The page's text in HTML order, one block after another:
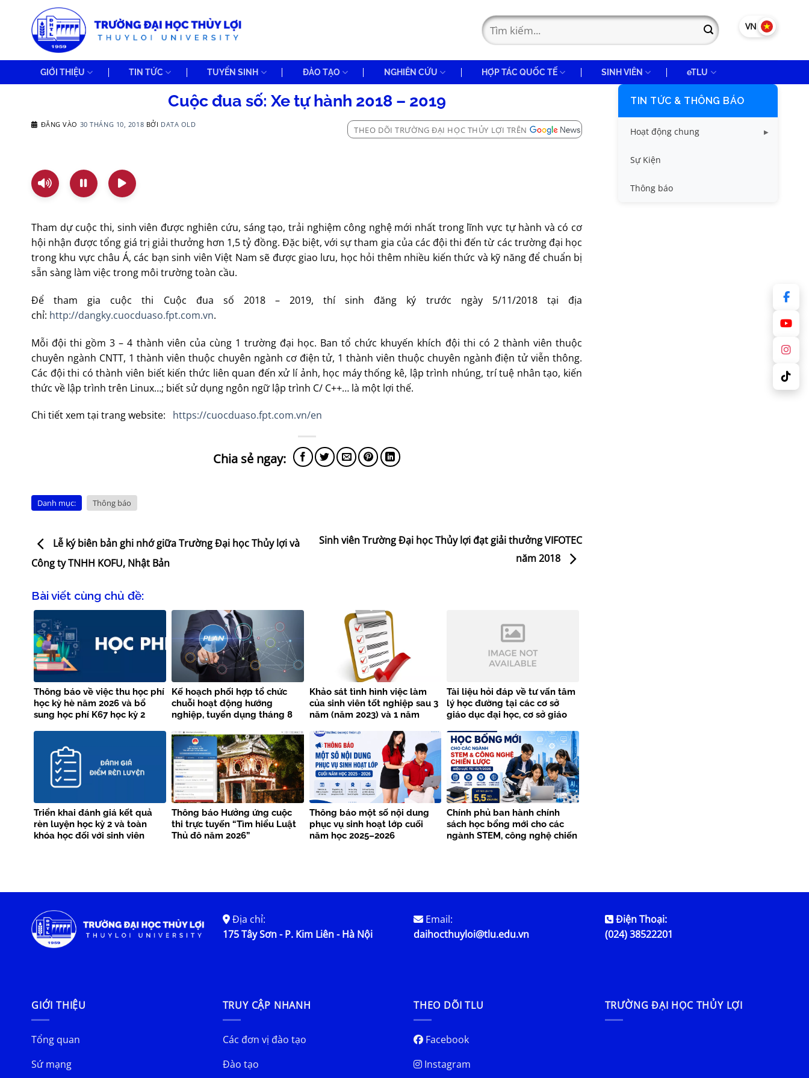
VN EN
GIỚI THIỆU TIN TỨC TUYỂN SINH ĐÀO TẠO NGHIÊN CỨU HỢP TÁC QUỐC TẾ SINH VIÊN eTLU
Cuộc đua số: Xe tự hành 2018 – 2019
ĐĂNG VÀO 30 THÁNG 10, 2018 BỞI DATA OLD
THEO DÕI TRƯỜNG ĐẠI HỌC THỦY LỢI TRÊN
Tham dự cuộc thi, sinh viên được nghiên cứu, sáng tạo, trải nghiệm công nghệ mới nhất trong lĩnh vực tự hành và có cơ
hội nhận được tổng giá trị giải thưởng hơn 1,5 tỷ đồng. Đặc biệt, với sự tham gia của các đội thi đến từ các trường đại học
trong khu vực châu Á, các bạn sinh viên Việt Nam sẽ được giao lưu, học hỏi thêm nhiều kiến thức và kỹ năng để chuẩn bị
sẵn sàng làm việc trong môi trường toàn cầu.
Để tham gia cuộc thi Cuộc đua số 2018 – 2019, thí sinh đăng ký trước ngày 5/11/2018 tại địa
chỉ: http://dangky.cuocduaso.fpt.com.vn.
Mỗi đội thi gồm 3 – 4 thành viên của cùng 1 trường đại học. Ban tổ chức khuyến khích đội thi có 2 thành viên thuộc
chuyên ngành CNTT, 1 thành viên thuộc chuyên ngành cơ điện tử, 1 thành viên thuộc chuyên ngành điện tử viễn thông.
Các đội thi có thành viên biết kiến thức liên quan đến xử lí ảnh, học máy thống kê, lập trình nhúng, trí tuệ nhân tạo, kiến
thức về lập trình trên Linux…; biết sử dụng ngôn ngữ lập trình C/ C++… là một lợi thế.
Chi tiết xem tại trang website: https://cuocduaso.fpt.com.vn/en
Danh mục: Thông báo
Lễ ký biên bản ghi nhớ giữa Trường Đại học Thủy lợi và
Công ty TNHH KOFU, Nhật Bản
Sinh viên Trường Đại học Thủy lợi đạt giải thưởng VIFOTEC
năm 2018
Bài viết cùng chủ đề:
Thông báo về việc thu học phí
học kỳ hè năm 2026 và bổ
sung học phí K67 học kỳ 2
Kế hoạch phối hợp tổ chức
chuỗi hoạt động hướng
nghiệp, tuyển dụng tháng 8
Thủy lợi và Vieclam24h
Khảo sát tình hình việc làm
của sinh viên tốt nghiệp sau 3
năm (năm 2023) và 1 năm
Tài liệu hỏi đáp về tư vấn tâm
lý học đường tại các cơ sở
giáo dục đại học, cơ sở giáo
Triển khai đánh giá kết quả
rèn luyện học kỳ 2 và toàn
khóa học đối với sinh viên
Thông báo Hưởng ứng cuộc
thi trực tuyến “Tìm hiểu Luật
Thủ đô năm 2026”
Thông báo một số nội dung
phục vụ sinh hoạt lớp cuối
năm học 2025–2026
Chính phủ ban hành chính
sách học bổng mới cho các
ngành STEM, công nghệ chiến
TIN TỨC & THÔNG BÁO
Hoạt động chung
Tin công tác sinh viên
Tin đào tạo
Sự Kiện
Thông báo
Địa chỉ:
175 Tây Sơn - P. Kim Liên - Hà Nội
Email:
daihocthuyloi@tlu.edu.vn
Điện Thoại:
(024) 38522201
GIỚI THIỆU
Tổng quan
Sứ mạng
TRUY CẬP NHANH
Các đơn vị đào tạo
Đào tạo
THEO DÕI TLU
Facebook
Instagram
TRƯỜNG ĐẠI HỌC THỦY LỢI